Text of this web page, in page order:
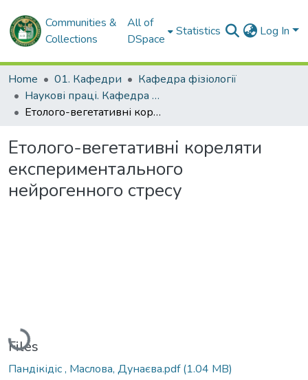
Communities &
Collections
All of
DSpace
Statistics Log In
Home 01. Кафедри
Кафедра фізіології
Наукові праці. Кафедра фізіології
Етолого-вегетативні кореляти експериментального нейрогенного стресу
Етолого-вегетативні кореляти
експериментального
нейрогенного стресу
Loading...
Files
Пандікідіс , Маслова, Дунаєва.pdf(1.04 MB)